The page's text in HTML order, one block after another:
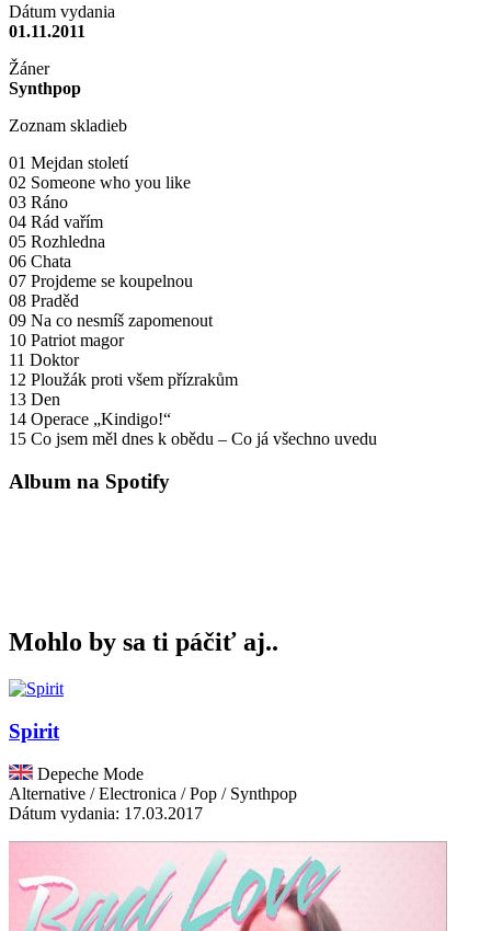
Dátum vydania
01.11.2011
Žáner
Synthpop
Zoznam skladieb
01 Mejdan století
02 Someone who you like
03 Ráno
04 Rád vařím
05 Rozhledna
06 Chata
07 Projdeme se koupelnou
08 Praděd
09 Na co nesmíš zapomenout
10 Patriot magor
11 Doktor
12 Ploužák proti všem přízrakům
13 Den
14 Operace „Kindigo!“
15 Co jsem měl dnes k obědu – Co já všechno uvedu
Album na Spotify
Mohlo by sa ti páčiť aj..
Spirit
Depeche Mode
Alternative / Electronica / Pop / Synthpop
Dátum vydania: 17.03.2017